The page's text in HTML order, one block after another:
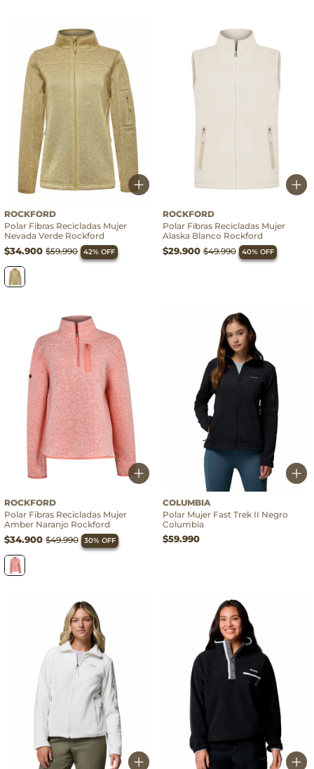
ROCKFORD
Polar Fibras Recicladas Mujer
Nevada Verde Rockford
$34.900 $59.990 42% OFF
ROCKFORD
Polar Fibras Recicladas Mujer
Alaska Blanco Rockford
$29.900$49.990 40% OFF
ROCKFORD
Polar Fibras Recicladas Mujer
Amber Naranjo Rockford
$34.900 $49.990 30% OFF
COLUMBIA
Polar Mujer Fast Trek II Negro
Columbia
$59.990